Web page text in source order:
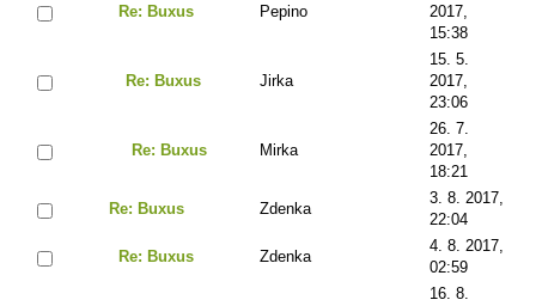
Re: Buxus Pepino
2017,
15:38
Re: Buxus Jirka
15. 5.
2017,
23:06
Re: Buxus Mirka
26. 7.
2017,
18:21
Re: Buxus Zdenka
3. 8. 2017,
22:04
Re: Buxus Zdenka
4. 8. 2017,
02:59
16. 8.